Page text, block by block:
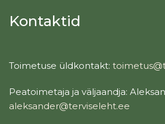
Kontaktid
Toimetuse üldkontakt:
Peatoimetaja ja väljaandja:
aleksander@terviseleht.ee